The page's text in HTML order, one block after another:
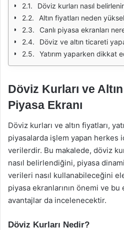
Döviz kurları nasıl
Altın fiyatları neden
Canlı piyasa ekranları
Döviz ve altın ticareti
Yatırım yaparken dikkat edilmesi
Döviz Kurları ve
Piyasa Ekranı
Döviz kurları ve altın fiyatları,
piyasalarda işlem yapan herkes
verilerdir. Bu makalede, döviz
nasıl belirlendiğini, piyasa
verileri nasıl kullanabileceğini ele
piyasa ekranlarının önemi ve bu
avantajlar da incelenecektir.
Döviz Kurları Nedir?